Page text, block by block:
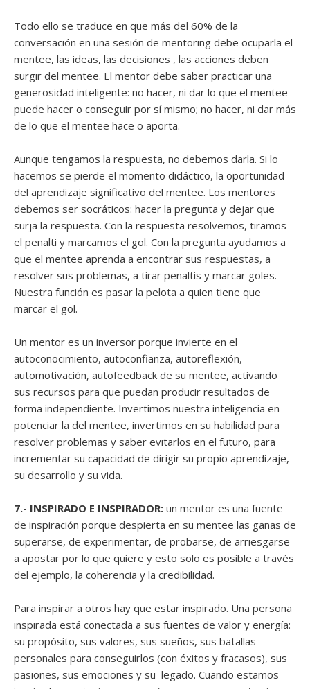
Todo ello se traduce en que más del 60% de la
conversación en una sesión de mentoring debe ocuparla el
mentee, las ideas, las decisiones , las acciones deben
surgir del mentee. El mentor debe saber practicar una
generosidad inteligente: no hacer, ni dar lo que el mentee
puede hacer o conseguir por sí mismo; no hacer, ni dar más
de lo que el mentee hace o aporta.
Aunque tengamos la respuesta, no debemos darla. Si lo
hacemos se pierde el momento didáctico, la oportunidad
del aprendizaje significativo del mentee. Los mentores
debemos ser socráticos: hacer la pregunta y dejar que
surja la respuesta. Con la respuesta resolvemos, tiramos
el penalti y marcamos el gol. Con la pregunta ayudamos a
que el mentee aprenda a encontrar sus respuestas, a
resolver sus problemas, a tirar penaltis y marcar goles.
Nuestra función es pasar la pelota a quien tiene que
marcar el gol.
Un mentor es un inversor porque invierte en el
autoconocimiento, autoconfianza, autoreflexión,
automotivación, autofeedback de su mentee, activando
sus recursos para que puedan producir resultados de
forma independiente. Invertimos nuestra inteligencia en
potenciar la del mentee, invertimos en su habilidad para
resolver problemas y saber evitarlos en el futuro, para
incrementar su capacidad de dirigir su propio aprendizaje,
su desarrollo y su vida.
7.- INSPIRADO E INSPIRADOR: un mentor es una fuente
de inspiración porque despierta en su mentee las ganas de
superarse, de experimentar, de probarse, de arriesgarse
a apostar por lo que quiere y esto solo es posible a través
del ejemplo, la coherencia y la credibilidad.
Para inspirar a otros hay que estar inspirado. Una persona
inspirada está conectada a sus fuentes de valor y energía:
su propósito, sus valores, sus sueños, sus batallas
personales para conseguirlos (con éxitos y fracasos), sus
pasiones, sus emociones y su legado. Cuando estamos